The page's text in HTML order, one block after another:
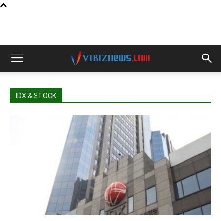
IDX & STOCK